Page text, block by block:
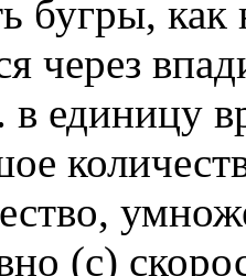
бугры, как
через
в единицу
(с)